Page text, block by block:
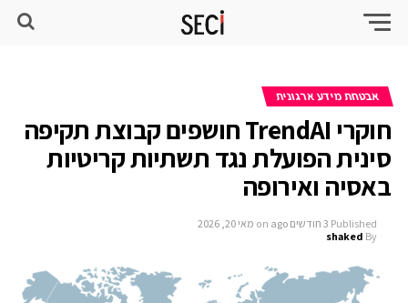
אבטחת מידע ארגונית
חוקרי TrendAI חושפים קבוצת תקיפה
סינית הפועלת נגד תשתיות קריטיות
באסיה ואירופה
Published 3 חודשים ago on מאי 20, 2026
By
shaked